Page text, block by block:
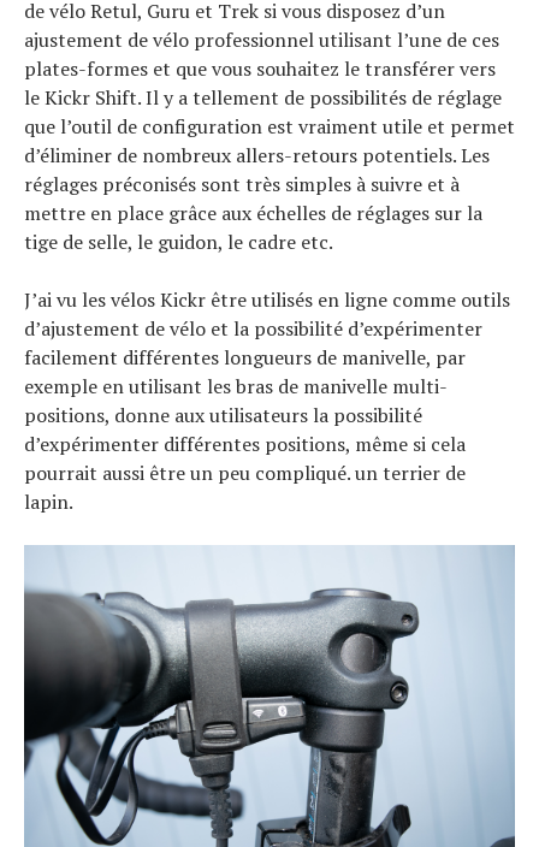
de vélo Retul, Guru et Trek si vous disposez d’un
ajustement de vélo professionnel utilisant l’une de ces
plates-formes et que vous souhaitez le transférer vers
le Kickr Shift. Il y a tellement de possibilités de réglage
que l’outil de configuration est vraiment utile et permet
d’éliminer de nombreux allers-retours potentiels. Les
réglages préconisés sont très simples à suivre et à
mettre en place grâce aux échelles de réglages sur la
tige de selle, le guidon, le cadre etc.
J’ai vu les vélos Kickr être utilisés en ligne comme outils
d’ajustement de vélo et la possibilité d’expérimenter
facilement différentes longueurs de manivelle, par
exemple en utilisant les bras de manivelle multi-
positions, donne aux utilisateurs la possibilité
d’expérimenter différentes positions, même si cela
pourrait aussi être un peu compliqué. un terrier de
lapin.